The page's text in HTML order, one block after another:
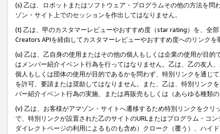
(s) 乙は、ロボットまたはソフトウェア・プログラムその他の方法を
ゾン・サイト上でのセッションを作出してはなりません。
(t) 乙は、甲のカスタマーレビューやおすすめ度（star rating）を、全
Creators APIを経由してカスタマーレビューやおすすめ度へのリンクを
(u) 乙は、乙自身の使用またはその他の個人もしくは企業の使用が目
はメンバー紹介イベント行為を行ってはなりません。乙は、乙の友人
個人もしくは団体の使用が目的であるかを問わず、特別リンクを通じ
を許可、要請または奨励してはなりません。また、乙は、特別リンク
バー紹介イベント行為の実施、または再販売もしくは（あらゆる種類
(v) 乙は、お客様がアマゾン・サイトへ遷移するため特別リンクをク
で、特別リンクが設置された乙のサイトのURLまたはプログラム・コ
ダイレクトページの利用によるものも含め）クローク（覆う）、ハイ